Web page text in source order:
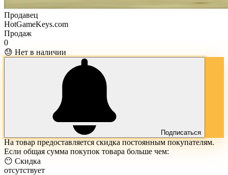
Продавец
HotGameKeys.com
Продаж
0
😓 Нет в наличии
Подписаться
На товар предоставляется скидка постоянным покупателям.
Если общая сумма покупок товара больше чем:
😶 Скидка
отсутствует